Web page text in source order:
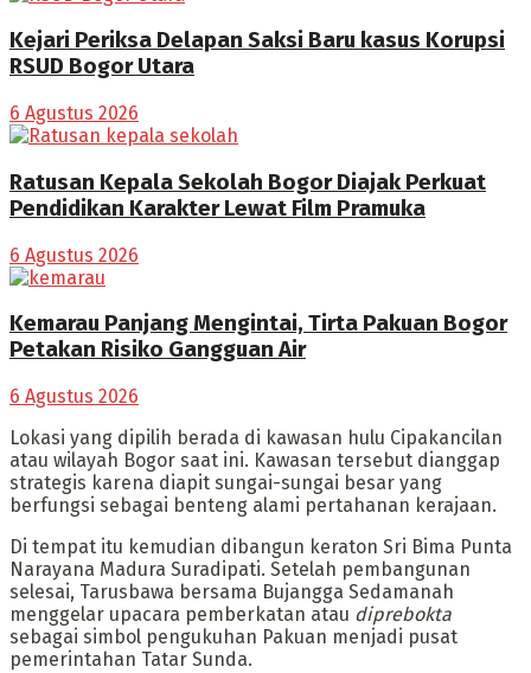
Kejari Periksa Delapan Saksi Baru kasus Korupsi
RSUD Bogor Utara
6 Agustus 2026
Ratusan Kepala Sekolah Bogor Diajak Perkuat
Pendidikan Karakter Lewat Film Pramuka
6 Agustus 2026
Kemarau Panjang Mengintai, Tirta Pakuan Bogor
Petakan Risiko Gangguan Air
6 Agustus 2026
Lokasi yang dipilih berada di kawasan hulu Cipakancilan
atau wilayah Bogor saat ini. Kawasan tersebut dianggap
strategis karena diapit sungai-sungai besar yang
berfungsi sebagai benteng alami pertahanan kerajaan.
Di tempat itu kemudian dibangun keraton Sri Bima Punta
Narayana Madura Suradipati. Setelah pembangunan
selesai, Tarusbawa bersama Bujangga Sedamanah
menggelar upacara pemberkatan atau diprebokta
sebagai simbol pengukuhan Pakuan menjadi pusat
pemerintahan Tatar Sunda.